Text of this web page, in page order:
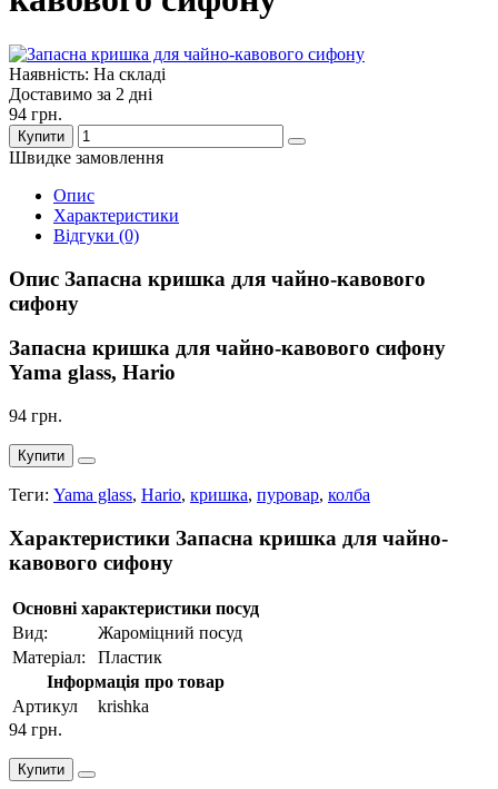
Наявність: На складі
Доставимо за 2 дні
94 грн.
Купити
Швидке замовлення
Опис
Характеристики
Відгуки (0)
Опис Запасна кришка для чайно-кавового
сифону
Запасна кришка для чайно-кавового сифону
Yama glass, Hario
94 грн.
Купити
Теги: Yama glass, Hario, кришка, пуровар, колба
Характеристики Запасна кришка для чайно-
кавового сифону
Основні характеристики посуд
Вид:
Жароміцний посуд
Матеріал:
Пластик
Інформація про товар
Артикул
krishka
94 грн.
Купити